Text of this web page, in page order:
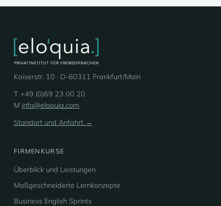
Kaiserstr. 10 · D-60311 Frankfurt/Main
T +49 (0)69 23 00 20
M info@eloquia.com
Standort und Anfahrt →
FIRMENKURSE
Überblick und Leistungen
Maßgeschneiderte Lernkonzepte
Business English Sprints